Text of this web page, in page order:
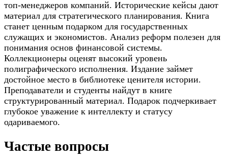
топ-менеджеров компаний. Исторические кейсы дают
материал для стратегического планирования. Книга
станет ценным подарком для государственных
служащих и экономистов. Анализ реформ полезен для
понимания основ финансовой системы.
Коллекционеры оценят высокий уровень
полиграфического исполнения. Издание займет
достойное место в библиотеке ценителя истории.
Преподаватели и студенты найдут в книге
структурированный материал. Подарок подчеркивает
глубокое уважение к интеллекту и статусу
одариваемого.
Частые вопросы